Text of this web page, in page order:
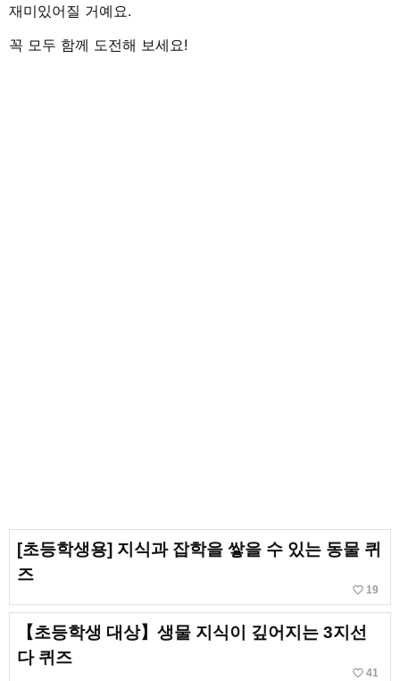
재미있어질 거예요.
꼭 모두 함께 도전해 보세요!
[초등학생용] 지식과 잡학을 쌓을 수 있는 동물 퀴
즈
favorite_border 19
【초등학생 대상】생물 지식이 깊어지는 3지선
다 퀴즈
favorite_border 41